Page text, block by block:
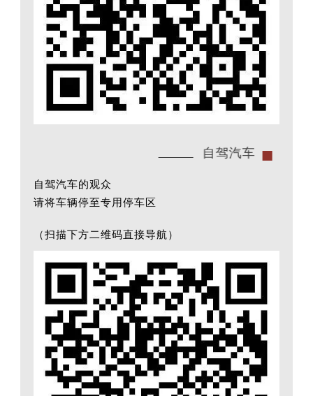
自驾汽车
自驾汽车的观众
请将车辆停至专用停车区
（扫描下方二维码直接导航）